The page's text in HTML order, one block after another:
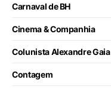
Carnaval de BH
Cinema & Companhia
Colunista Alexandre Gaia
Contagem